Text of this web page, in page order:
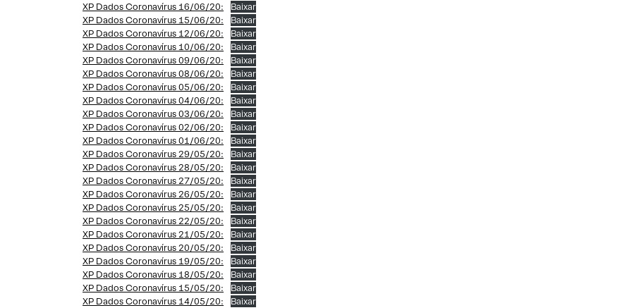
XP Dados Coronavírus 16/06/20:
Baixar
XP Dados Coronavírus 15/06/20:
Baixar
XP Dados Coronavírus 12/06/20:
Baixar
XP Dados Coronavírus 10/06/20:
Baixar
XP Dados Coronavírus 09/06/20:
Baixar
XP Dados Coronavírus 08/06/20:
Baixar
XP Dados Coronavírus 05/06/20:
Baixar
XP Dados Coronavírus 04/06/20:
Baixar
XP Dados Coronavírus 03/06/20:
Baixar
XP Dados Coronavírus 02/06/20:
Baixar
XP Dados Coronavírus 01/06/20:
Baixar
XP Dados Coronavírus 29/05/20:
Baixar
XP Dados Coronavírus 28/05/20:
Baixar
XP Dados Coronavírus 27/05/20:
Baixar
XP Dados Coronavírus 26/05/20:
Baixar
XP Dados Coronavírus 25/05/20:
Baixar
XP Dados Coronavírus 22/05/20:
Baixar
XP Dados Coronavírus 21/05/20:
Baixar
XP Dados Coronavírus 20/05/20:
Baixar
XP Dados Coronavírus 19/05/20:
Baixar
XP Dados Coronavírus 18/05/20:
Baixar
XP Dados Coronavírus 15/05/20:
Baixar
XP Dados Coronavírus 14/05/20:
Baixar